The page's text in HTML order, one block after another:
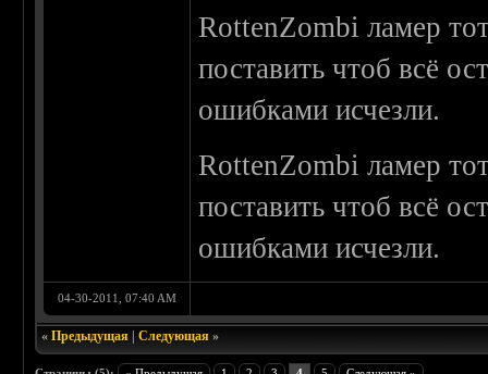
RottenZombi ламер
поставить чтоб всё
ошибками исчезли.
RottenZombi ламер
поставить чтоб всё
ошибками исчезли.
04-30-2011, 07:40 AM
«Предыдущая |Следующая »